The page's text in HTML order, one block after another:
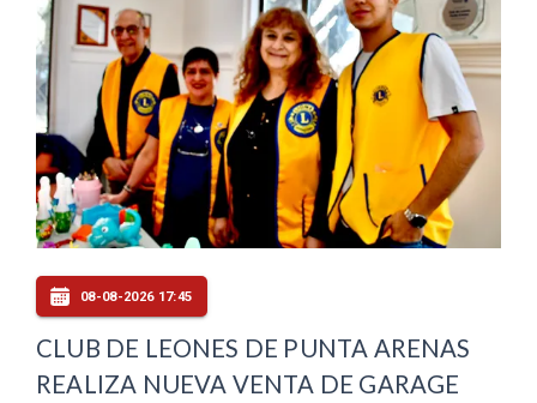
08-08-2026 17:45
CLUB DE LEONES DE PUNTA ARENAS
REALIZA NUEVA VENTA DE GARAGE